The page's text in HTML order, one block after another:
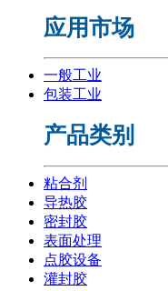
应用市场
一般工业
包装工业
产品类别
粘合剂
导热胶
密封胶
表面处理
点胶设备
灌封胶